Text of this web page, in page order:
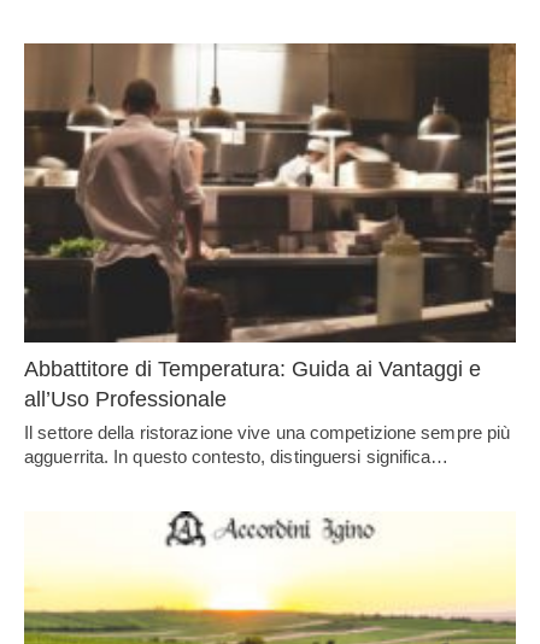
Abbattitore di Temperatura: Guida ai Vantaggi e
all’Uso Professionale
Il settore della ristorazione vive una competizione sempre più
agguerrita. In questo contesto, distinguersi significa…